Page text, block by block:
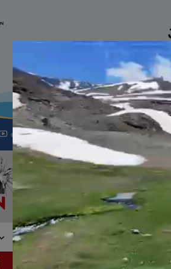
UNIVERSIDAD CULTURA
El Centro de Transfusión organiza 42